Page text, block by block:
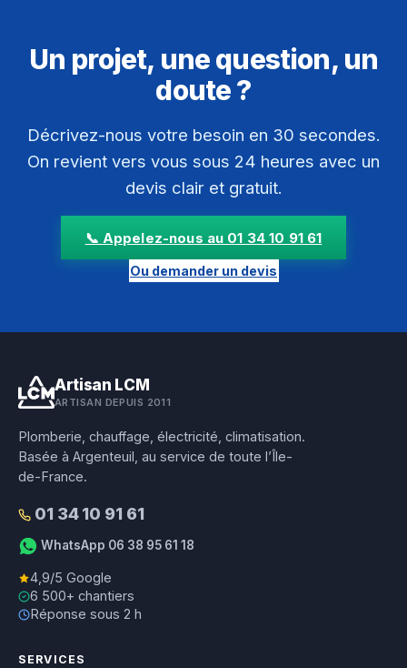
Un projet, une question, un
doute ?
Décrivez-nous votre besoin en 30 secondes.
On revient vers vous sous 24 heures avec un
devis clair et gratuit.
📞 Appelez-nous au 01 34 10 91 61
Ou demander un devis
Artisan LCM
ARTISAN DEPUIS 2011
Plomberie, chauffage, électricité, climatisation.
Basée à Argenteuil, au service de toute l’Île-
de-France.
01 34 10 91 61
WhatsApp 06 38 95 61 18
4,9/5 Google
6 500+ chantiers
Réponse sous 2 h
SERVICES